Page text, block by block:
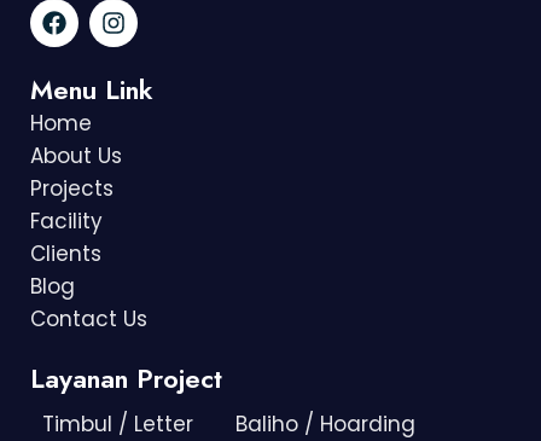
Menu Link
Home
About Us
Projects
Facility
Clients
Blog
Contact Us
Layanan Project
Timbul / Letter
Baliho / Hoarding